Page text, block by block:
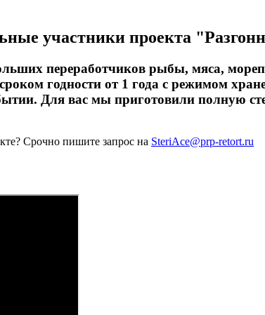
участники проекта
переработчиков рыбы, мяса,
годности от 1 года с режимом
Для вас мы приготовили полную
Срочно пишите запрос на SteriAce@prp-retort.ru